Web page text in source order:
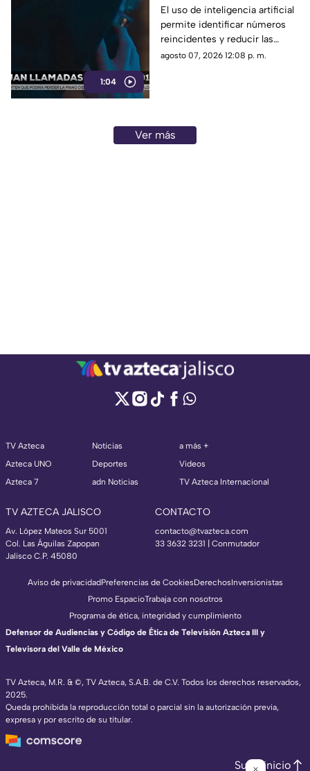
1:04
llamadas falsas al 911
en Jalisco
El uso de inteligencia artificial
permite identificar números
reincidentes y reducir las
llamadas falsas al 911 en Jalisco
agosto 07, 2026 12:08 p. m.
Ver más
TV Azteca
Azteca UNO
Azteca 7
Noticias
Deportes
adn Noticias
a más +
Videos
TV Azteca Internacional
TV AZTECA JALISCO
Av. López Mateos Sur 5001
Col. Las Águilas Zapopan
Jalisco C.P. 45080
CONTACTO
contacto@tvazteca.com
33 3632 3231 | Conmutador
TV Azteca, M.R. & ©, TV Azteca, S.A.B. de C.V. Todos los derechos reservados,
2025.
Queda prohibida la reproducción total o parcial sin la autorización previa,
expresa y por escrito de su titular.
Aviso de privacidadPreferencias de CookiesDerechosInversionistas
Promo EspacioTrabaja con nosotros
Programa de ética, integridad y cumplimiento
Defensor de Audiencias y Código de Ética de Televisión Azteca III y
Televisora del Valle de México
Subir inicio